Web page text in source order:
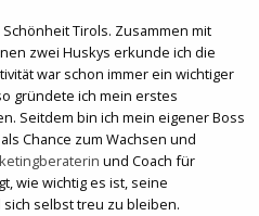
Tirols. Zusammen mit
zwei Huskys erkunde ich die
war schon immer ein wichtiger
gründete ich mein erstes
Seitdem bin ich mein eigener Boss
Chance zum Wachsen und
und Coach für
wie wichtig es ist, seine
selbst treu zu bleiben.